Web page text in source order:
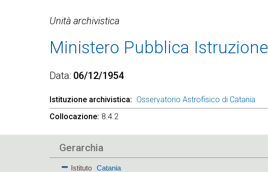
Unità archivistica
Ministero Pubblica Istruzione
Data 06/12/1954
Istituzione archivistica
Osservatorio Astrofisico di Catania
Collocazione 8.4.2
Gerarchia
Istituto
Catania